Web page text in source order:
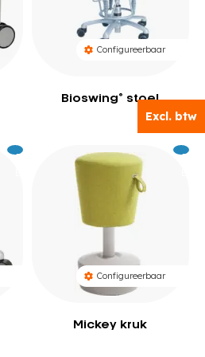
Excl. btw
Excl. btw
Configureerbaar
Bioswing® stoel
619
Excl.
Configureerbaar
Mickey kruk
Excl.